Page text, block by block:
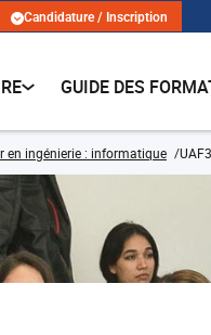
Candidature / Inscription
GUIDE DES
en ingénierie : informatique